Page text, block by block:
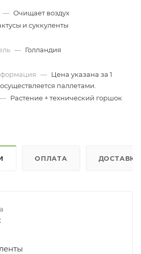
— Очищает воздух
и суккуленты
— Голландия
— Цена указана за 1
паллетами.
— Растение + технический горшок
ОПЛАТА ДОСТАВКА